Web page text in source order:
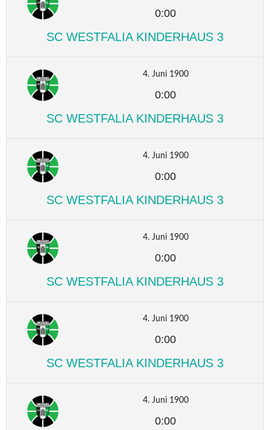
0:00
SC WESTFALIA KINDERHAUS 3
4. Juni 1900
0:00
SC WESTFALIA KINDERHAUS 3
4. Juni 1900
0:00
SC WESTFALIA KINDERHAUS 3
4. Juni 1900
0:00
SC WESTFALIA KINDERHAUS 3
4. Juni 1900
0:00
SC WESTFALIA KINDERHAUS 3
4. Juni 1900
0:00